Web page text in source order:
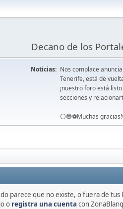
Decano de los
Noticias: Nos complace
Tenerife, está de
¡nuestro foro está
secciones y
⚪️🔵⚽️Muchas
parece que no existe, o fuera de tus
o registra una cuenta con